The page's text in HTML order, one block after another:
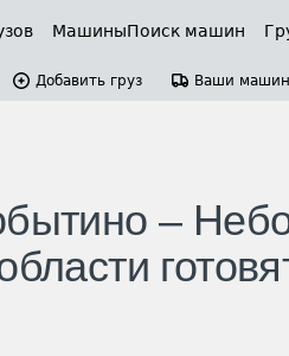
МашиныПоиск машин
Добавить груз Ваши
–